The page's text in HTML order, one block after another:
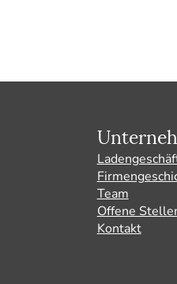
Team
Offene
Kontakt